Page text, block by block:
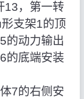
13，第一转
支架1的顶
的动力输出
的底端安装
7的右侧安